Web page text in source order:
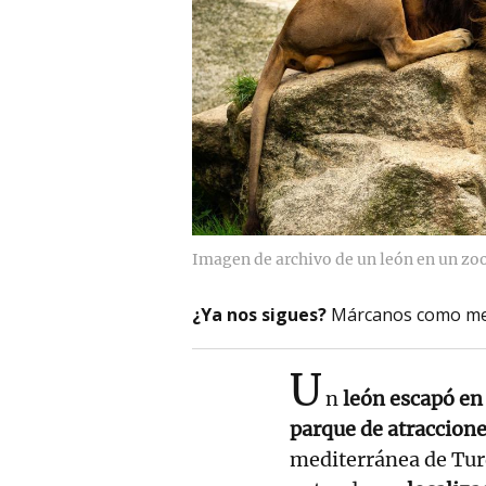
Imagen de archivo de un león en un
¿Ya nos sigues? Márcanos como
Unleón escapó
parque de
mediterránea de